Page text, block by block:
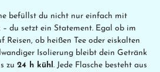
befüllst du nicht nur einfach mit
du setzt ein Statement. Egal ob im
Reisen, ob heißen Tee oder eiskalten
Isolierung bleibt dein Getränk
zu 24 h kühl . Jede Flasche besteht aus